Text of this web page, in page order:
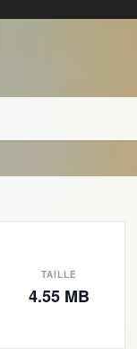
TAILLE
4.55 MB